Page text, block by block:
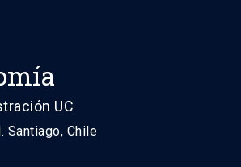
UC
Santiago, Chile